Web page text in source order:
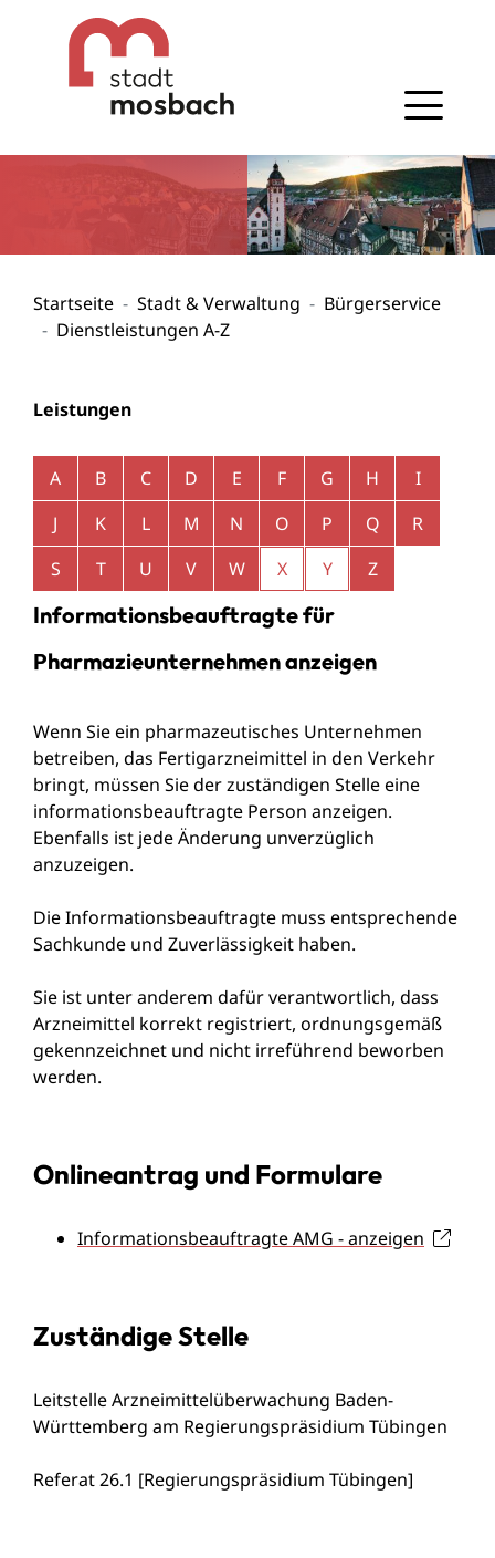
Gehe zum Navigationsbereich
Gehe zum Inhalt
Startseite Stadt & Verwaltung
Bürgerservice
Dienstleistungen A-Z
Leistungen
Alphabetisches Register überspringen
A B C D E F G H
I
J
K L M N O P Q
R
S
T U V W X Y Z
Informationsbeauftragte für
Pharmazieunternehmen anzeigen
Wenn Sie ein pharmazeutisches Unternehmen
betreiben, das Fertigarzneimittel in den Verkehr
bringt, müssen Sie der zuständigen Stelle eine
informationsbeauftragte Person anzeigen.
Ebenfalls ist jede Änderung unverzüglich
anzuzeigen.
Die Informationsbeauftragte muss entsprechende
Sachkunde und Zuverlässigkeit haben.
Sie ist unter anderem dafür verantwortlich, dass
Arzneimittel korrekt registriert, ordnungsgemäß
gekennzeichnet und nicht irreführend beworben
werden.
Onlineantrag und Formulare
Informationsbeauftragte AMG - anzeigen
Zuständige Stelle
Leitstelle Arzneimittelüberwachung Baden-
Württemberg am Regierungspräsidium Tübingen
Referat 26.1 [Regierungspräsidium Tübingen]